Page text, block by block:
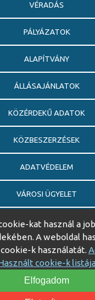
VÉRADÁS
PÁLYÁZATOK
ALAPÍTVÁNY
ÁLLÁSAJÁNLATOK
KÖZÉRDEKŰ ADATOK
KÖZBESZERZÉSEK
ADATVÉDELEM
VÁROSI ÜGYELET
KÓRHÁZ DÍJ
AJÁNDÉKOZÁSI OKIRATOK
kat használ a
A weboldal
k használatát.
cookie-k listája
Elfogadom